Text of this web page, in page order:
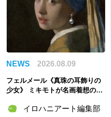
NEWS 2026.08.09
フェルメール《真珠の耳飾りの
少女》 ミキモトが名画着想の特
イロハニアート編集部